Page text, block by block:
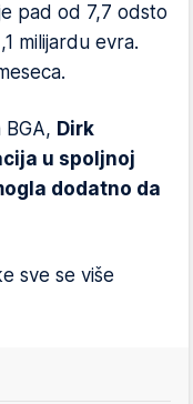
pad od 7,7 odsto
milijardu evra.
Dirk
u spoljnoj
dodatno da
sve se više